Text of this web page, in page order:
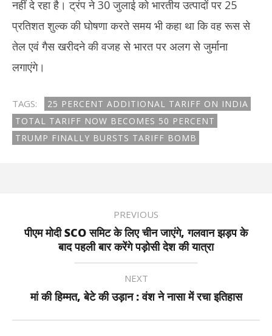
नहीं दे रहा है। ट्रंप ने 30 जुलाई को भारतीय उत्पादों पर 25
प्रतिशत शुल्क की घोषणा करते समय भी कहा था कि वह रूस से
तेल एवं गैस खरीदने की वजह से भारत पर अलग से जुर्माना
लगाएंगे।
TAGS:
25 PERCENT ADDITIONAL TARIFF ON INDIA
TOTAL TARIFF NOW BECOMES 50 PERCENT
TRUMP FINALLY BURSTS TARIFF BOMB
PREVIOUS
पीएम मोदी SCO समिट के लिए चीन जाएंगे, गलवान झड़प के
बाद पहली बार करेंगे पड़ोसी देश की यात्रा
NEXT
मां की हिम्मत, बेटे की उड़ान : वंश ने नासा में रचा इतिहास